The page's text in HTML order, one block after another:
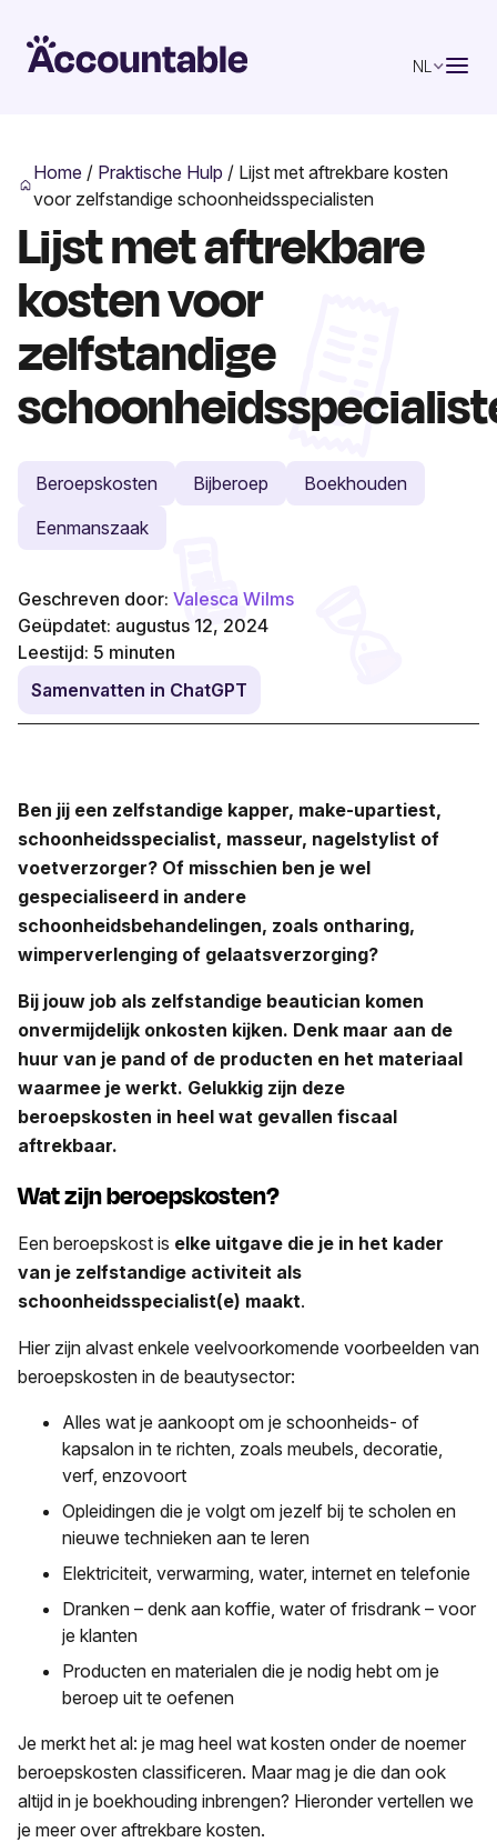
NL
Home / Praktische Hulp / Lijst met aftrekbare kosten
voor zelfstandige schoonheidsspecialisten
Lijst met aftrekbare
kosten voor
zelfstandige
Beroepskosten Bijberoep
Boekhouden
Eenmanszaak
Geschreven door: Valesca Wilms
Geüpdatet: augustus 12, 2024
Leestijd: 5 minuten
Samenvatten in ChatGPT
Ben jij een zelfstandige kapper, make-upartiest,
schoonheidsspecialist, masseur, nagelstylist of
voetverzorger? Of misschien ben je wel
gespecialiseerd in andere
schoonheidsbehandelingen, zoals ontharing,
wimperverlenging of gelaatsverzorging?
Bij jouw job als zelfstandige beautician komen
onvermijdelijk onkosten kijken. Denk maar aan de
huur van je pand of de producten en het materiaal
waarmee je werkt. Gelukkig zijn deze
beroepskosten in heel wat gevallen fiscaal
aftrekbaar.
Wat zijn beroepskosten?
Een beroepskost is elke uitgave die je in het kader
van je zelfstandige activiteit als
schoonheidsspecialist(e) maakt.
Hier zijn alvast enkele veelvoorkomende voorbeelden van
beroepskosten in de beautysector:
Alles wat je aankoopt om je schoonheids- of
kapsalon in te richten, zoals meubels, decoratie,
verf, enzovoort
Opleidingen die je volgt om jezelf bij te scholen en
nieuwe technieken aan te leren
Elektriciteit, verwarming, water, internet en telefonie
Dranken – denk aan koffie, water of frisdrank – voor
je klanten
Producten en materialen die je nodig hebt om je
beroep uit te oefenen
Je merkt het al: je mag heel wat kosten onder de noemer
beroepskosten classificeren. Maar mag je die dan ook
altijd in je boekhouding inbrengen? Hieronder vertellen we
je meer over aftrekbare kosten.